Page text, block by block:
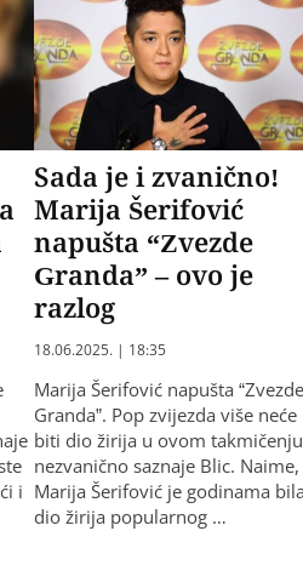
i
Sada je i zvanično!
Marija Šerifović
napušta “Zvezde
Granda” – ovo je
razlog
18.06.2025. | 18:35
Marija Šerifović napušta “Zvezde
Granda”. Pop zvijezda više neće
biti dio žirija u ovom
nezvanično saznaje Blic. Naime,
Marija Šerifović je godinama bila
dio žirija popularnog …